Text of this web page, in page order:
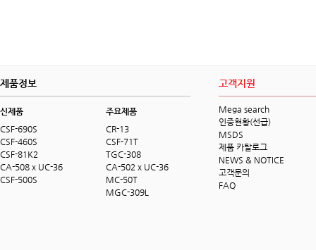
제품정보
신제품
CSF-690S
CSF-460S
CSF-81K2
CA-508 x UC-36
CSF-500S
주요제품
CR-13
CSF-71T
TGC-308
CA-502 x UC-36
MC-50T
MGC-309L
고객지원
Mega search
인증현황(선급)
MSDS
제품 카탈로그
NEWS & NOTICE
고객문의
FAQ